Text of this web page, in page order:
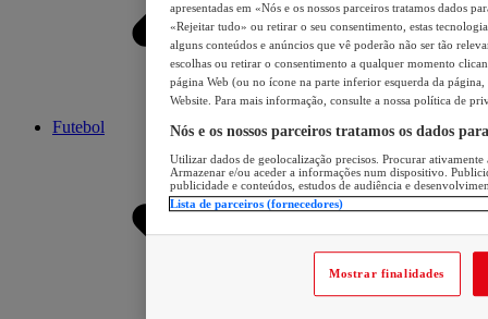
Futebol
apresentadas em «Nós e os nossos parceiros tratamos dados
«Rejeitar tudo» ou retirar o seu consentimento, estas
alguns conteúdos e anúncios que vê poderão não ser tão
escolhas ou retirar o consentimento a qualquer momento
página Web (ou no ícone na parte inferior esquerda da página,
Website. Para mais informação, consulte a nossa política de
Nós e os nossos parceiros tratamos os dados
Utilizar dados de geolocalização precisos. Procurar
Armazenar e/ou aceder a informações num dispositivo.
publicidade e conteúdos, estudos de audiência e
Lista de parceiros (fornecedores)
Mostrar finalidades